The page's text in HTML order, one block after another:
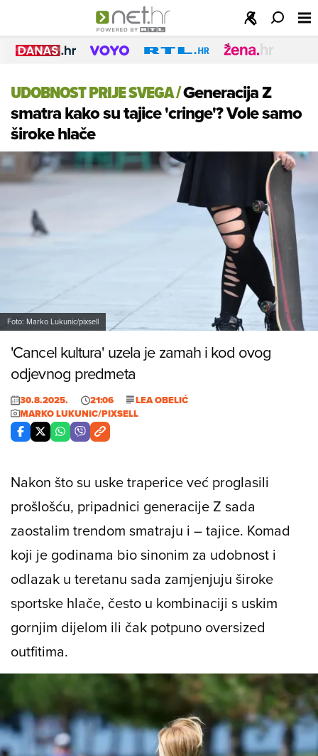
UDOBNOST PRIJE SVEGA/Generacija Z
smatra kako su tajice 'cringe'? Vole samo
široke hlače
Foto: Marko Lukunic/pixsell
'Cancel kultura' uzela je zamah i kod ovog
odjevnog predmeta
30.8.2025. 21:06
LEA OBELIĆ
MARKO LUKUNIC/PIXSELL
Nakon što su uske traperice već proglasili
prošlošću, pripadnici generacije Z sada
zaostalim trendom smatraju i – tajice. Komad
koji je godinama bio sinonim za udobnost i
odlazak u teretanu sada zamjenjuju široke
sportske hlače, često u kombinaciji s uskim
gornjim dijelom ili čak potpuno oversized
outfitima.